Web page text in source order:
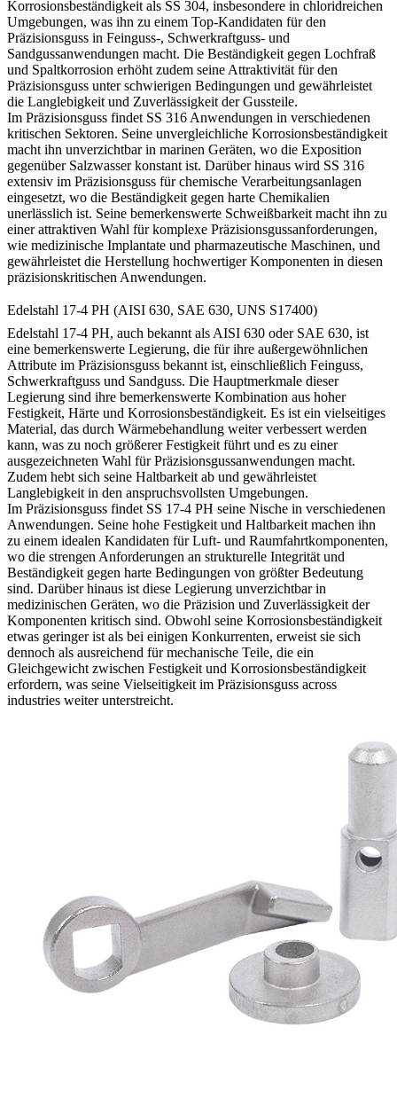
Korrosionsbeständigkeit als SS 304, insbesondere in chloridreichen
Umgebungen, was ihn zu einem Top-Kandidaten für den
Präzisionsguss in Feinguss-, Schwerkraftguss- und
Sandgussanwendungen macht. Die Beständigkeit gegen Lochfraß
und Spaltkorrosion erhöht zudem seine Attraktivität für den
Präzisionsguss unter schwierigen Bedingungen und gewährleistet
die Langlebigkeit und Zuverlässigkeit der Gussteile.
Im Präzisionsguss findet SS 316 Anwendungen in verschiedenen
kritischen Sektoren. Seine unvergleichliche Korrosionsbeständigkeit
macht ihn unverzichtbar in marinen Geräten, wo die Exposition
gegenüber Salzwasser konstant ist. Darüber hinaus wird SS 316
extensiv im Präzisionsguss für chemische Verarbeitungsanlagen
eingesetzt, wo die Beständigkeit gegen harte Chemikalien
unerlässlich ist. Seine bemerkenswerte Schweißbarkeit macht ihn zu
einer attraktiven Wahl für komplexe Präzisionsgussanforderungen,
wie medizinische Implantate und pharmazeutische Maschinen, und
gewährleistet die Herstellung hochwertiger Komponenten in diesen
präzisionskritischen Anwendungen.
Edelstahl 17-4 PH (AISI 630, SAE 630, UNS S17400)
Edelstahl 17-4 PH, auch bekannt als AISI 630 oder SAE 630, ist
eine bemerkenswerte Legierung, die für ihre außergewöhnlichen
Attribute im Präzisionsguss bekannt ist, einschließlich Feinguss,
Schwerkraftguss und Sandguss. Die Hauptmerkmale dieser
Legierung sind ihre bemerkenswerte Kombination aus hoher
Festigkeit, Härte und Korrosionsbeständigkeit. Es ist ein vielseitiges
Material, das durch Wärmebehandlung weiter verbessert werden
kann, was zu noch größerer Festigkeit führt und es zu einer
ausgezeichneten Wahl für Präzisionsgussanwendungen macht.
Zudem hebt sich seine Haltbarkeit ab und gewährleistet
Langlebigkeit in den anspruchsvollsten Umgebungen.
Im Präzisionsguss findet SS 17-4 PH seine Nische in verschiedenen
Anwendungen. Seine hohe Festigkeit und Haltbarkeit machen ihn
zu einem idealen Kandidaten für Luft- und Raumfahrtkomponenten,
wo die strengen Anforderungen an strukturelle Integrität und
Beständigkeit gegen harte Bedingungen von größter Bedeutung
sind. Darüber hinaus ist diese Legierung unverzichtbar in
medizinischen Geräten, wo die Präzision und Zuverlässigkeit der
Komponenten kritisch sind. Obwohl seine Korrosionsbeständigkeit
etwas geringer ist als bei einigen Konkurrenten, erweist sie sich
dennoch als ausreichend für mechanische Teile, die ein
Gleichgewicht zwischen Festigkeit und Korrosionsbeständigkeit
erfordern, was seine Vielseitigkeit im Präzisionsguss across
industries weiter unterstreicht.